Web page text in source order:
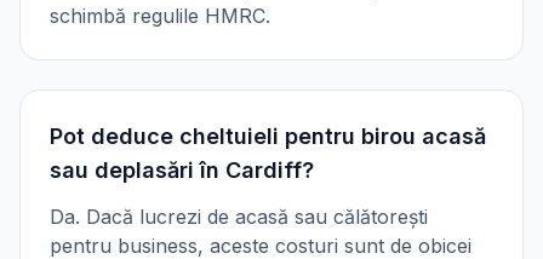
schimbă regulile HMRC.
Pot deduce cheltuieli pentru birou acasă
sau deplasări în Cardiff?
Da. Dacă lucrezi de acasă sau călătorești
pentru business, aceste costuri sunt de obicei